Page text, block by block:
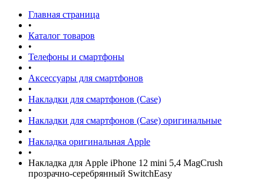
Главная страница
•
Каталог товаров
•
Телефоны и смартфоны
•
Аксессуары для смартфонов
•
Накладки для смартфонов (Case)
•
Накладки для смартфонов (Case) оригинальные
•
Накладка оригинальная Apple
•
Накладка для Apple iPhone 12 mini 5,4 MagCrush
прозрачно-серебрянный SwitchEasy